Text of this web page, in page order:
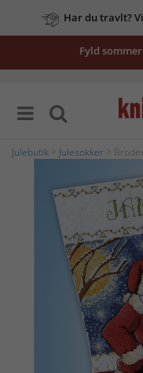
Har du travlt?
Fyld
Julebutik Julesokker >